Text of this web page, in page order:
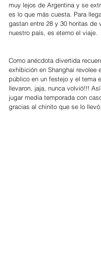
muy lejos de Argentina y se
es lo que más cuesta. Para
gastan entre 28 y 30 horitas de
nuestro país, es eterno el viaje.
Como anécdota divertida
exhibición en Shanghai revolee
público en un festejo y el tema
llevaron, jaja, nunca volvió!!!
jugar media temporada con
gracias al chinito que se lo llevó.